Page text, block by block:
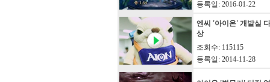
등록일: 2016-01-22
엔씨 '아이온' 개발실
상
조회수: 115115
등록일: 2014-11-28